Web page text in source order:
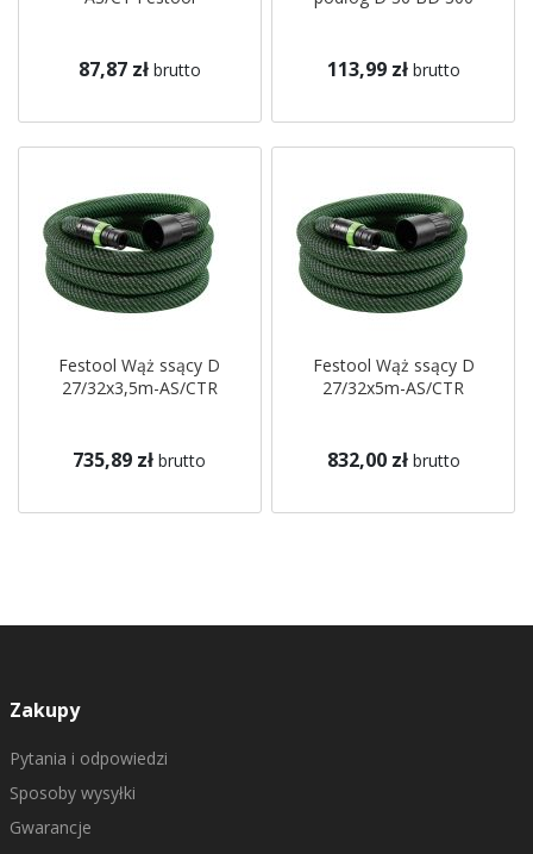
87,87 zł brutto 113,99 zł brutto
Festool Wąż ssący D
27/32x3,5m-AS/CTR
735,89 zł brutto
Festool Wąż ssący D
27/32x5m-AS/CTR
832,00 zł brutto
Zakupy
Pytania i odpowiedzi
Sposoby wysyłki
Gwarancje